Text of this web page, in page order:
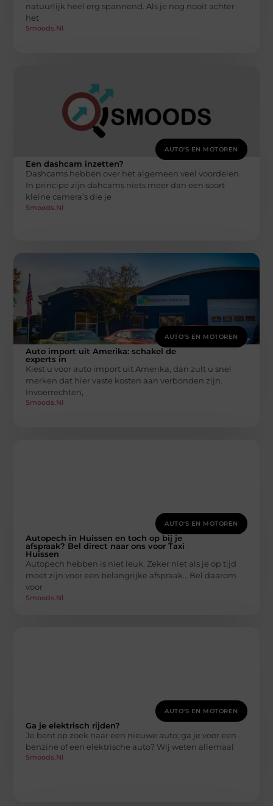
natuurlijk heel erg spannend. Als je nog nooit achter
het
Smoods.nl
AUTO'S EN MOTOREN
Een dashcam inzetten?
Dashcams hebben over het algemeen veel voordelen.
In principe zijn dahcams niets meer dan een soort
kleine camera’s die je
Smoods.nl
AUTO'S EN MOTOREN
Auto import uit Amerika: schakel de
experts in
Kiest u voor auto import uit Amerika, dan zult u snel
merken dat hier vaste kosten aan verbonden zijn.
Invoerrechten,
Smoods.nl
AUTO'S EN MOTOREN
Autopech in Huissen en toch op bij je
afspraak? Bel direct naar ons voor Taxi
Huissen
Autopech hebben is niet leuk. Zeker niet als je op tijd
moet zijn voor een belangrijke afspraak… Bel daarom
voor
Smoods.nl
AUTO'S EN MOTOREN
Ga je elektrisch rijden?
Je bent op zoek naar een nieuwe auto; ga je voor een
benzine of een elektrische auto? Wij weten allemaal
Smoods.nl